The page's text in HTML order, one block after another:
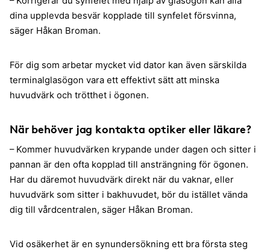
dina upplevda besvär kopplade till synfelet försvinna,
säger Håkan Broman.
För dig som arbetar mycket vid dator kan även särskilda
terminalglasögon vara ett effektivt sätt att minska
huvudvärk och trötthet i ögonen.
När behöver jag kontakta optiker eller läkare?
– Kommer huvudvärken krypande under dagen och sitter i
pannan är den ofta kopplad till ansträngning för ögonen.
Har du däremot huvudvärk direkt när du vaknar, eller
huvudvärk som sitter i bakhuvudet, bör du istället vända
dig till vårdcentralen, säger Håkan Broman.
Vid osäkerhet är en synundersökning ett bra första steg